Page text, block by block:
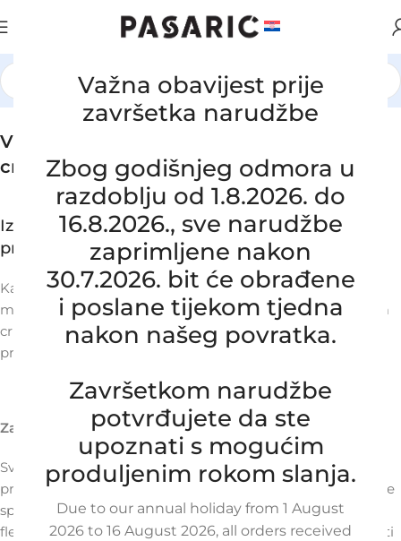
Važna obavijest prije
završetka narudžbe
Zbog godišnjeg odmora u
razdoblju od 1.8.2026. do
16.8.2026., sve narudžbe
zaprimljene nakon
30.7.2026. bit će obrađene
i poslane tijekom tjedna
nakon našeg povratka.
Završetkom narudžbe
potvrđujete da ste
upoznati s mogućim
produljenim rokom slanja.
Due to our annual holiday from 1 August
2026 to 16 August 2026, all orders received
Vlastita prozvodnja gumenih i silikonskih
crijeva po mjeri
Izrađena za performanse. Dizajnirana za
preciznost.
Kako bismo vam mogli ponuditi najbolje moguće rješenje,
molimo da nam dostavite osnovne informacije o traženom
crijevu (uzorak, nacrt ili skicu). Na temelju toga ćemo
procijeniti mogućnosti i predložiti odgovarajuće rješenje.
Zašto odabrati crijeva po mjeri?
Svaka primjena je jedinstvena, stoga i crijevo treba biti
prilagođeno konkretnim uvjetima. Bilo da su vam potrebne
specifične dimenzije, otpornost na temperaturu,
fleksibilnost ili kemijska kompatibilnost, nastojimo ponuditi